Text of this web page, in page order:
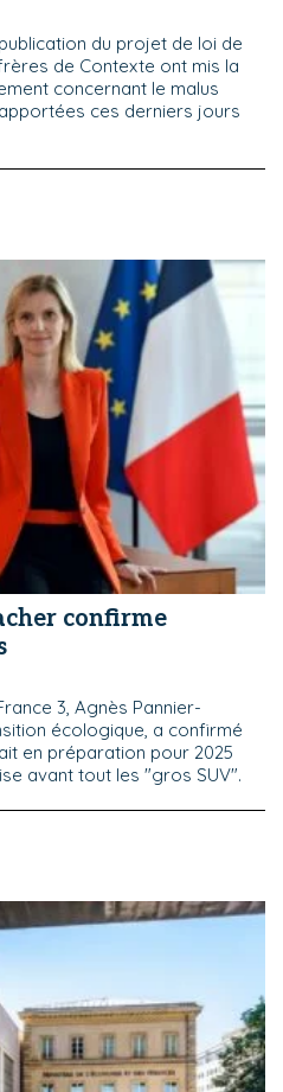
du projet de loi de
de Contexte ont mis la
concernant le malus
ces derniers jours
confirme
3, Agnès Pannier-
écologique, a confirmé
en préparation pour 2025
avant tout les "gros SUV".